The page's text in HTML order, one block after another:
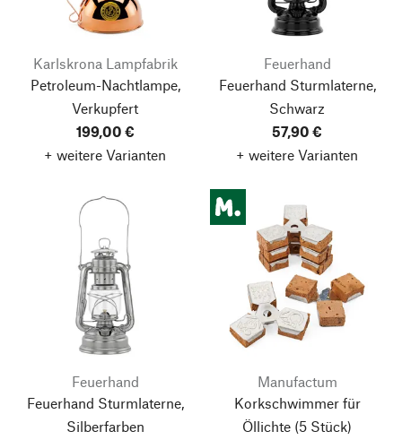
Karlskrona Lampfabrik
Petroleum-Nachtlampe,
Verkupfert
199,00 €
+ weitere Varianten
Feuerhand
Feuerhand Sturmlaterne,
Schwarz
57,90 €
+ weitere Varianten
Feuerhand
Feuerhand Sturmlaterne,
Silberfarben
Manufactum
Korkschwimmer für
Öllichte (5 Stück)